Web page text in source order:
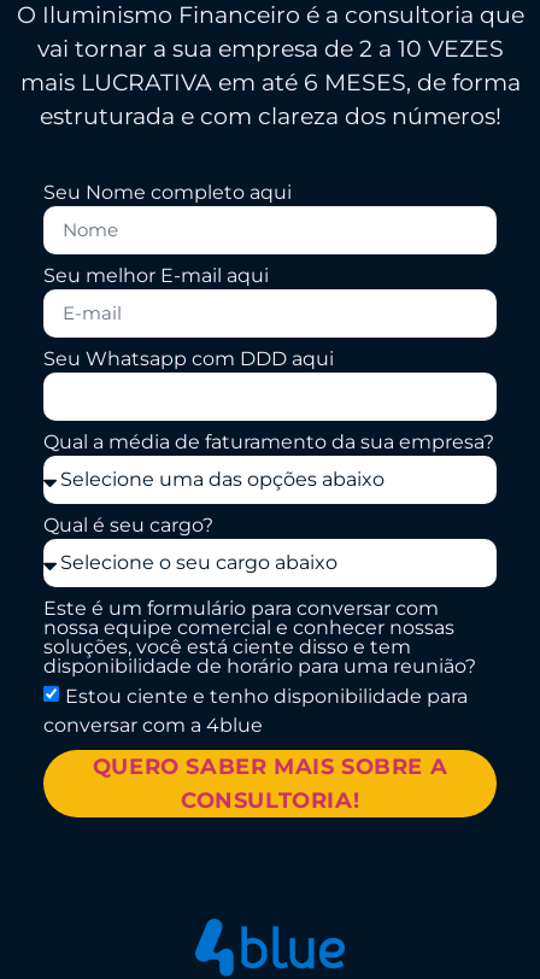
O Iluminismo Financeiro é a consultoria que
vai tornar a sua empresa de 2 a 10 VEZES
mais LUCRATIVA em até 6 MESES, de forma
estruturada e com clareza dos números!
Seu Nome completo aqui
Seu melhor E-mail aqui
Seu Whatsapp com DDD aqui
Qual a média de faturamento da sua empresa?
Qual é seu cargo?
Este é um formulário para conversar com
nossa equipe comercial e conhecer nossas
soluções, você está ciente disso e tem
disponibilidade de horário para uma reunião?
Estou ciente e tenho disponibilidade para
conversar com a 4blue
QUERO SABER MAIS SOBRE A
CONSULTORIA!